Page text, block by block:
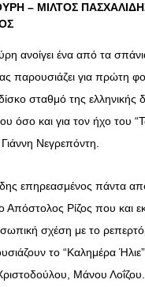
– ΜΙΛΤΟΣ
ανοίγει ένα από τα
παρουσιάζει για πρώτη
σταθμό της ελληνικής
όσο και για τον ήχο του
Νεγρεπόντη.
επηρεασμένος πάντα
Απόστολος Ρίζος που και
σχέση με το
το “Καλημέρα
Μάνου Λοΐζου.